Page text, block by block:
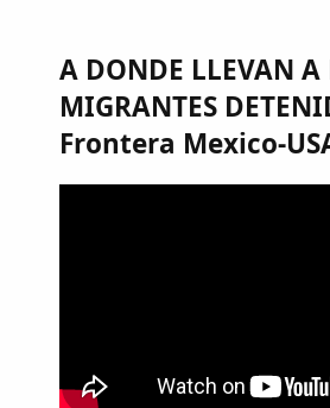
A DONDE LLEVAN A
MIGRANTES
Frontera Mexico-